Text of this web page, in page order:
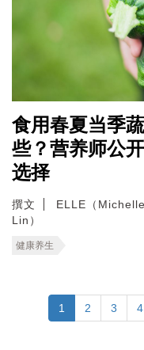
食用春夏当季
些？营养师公
选择
撰文
ELLE（
Lin）
健康养生
1 2 3 4